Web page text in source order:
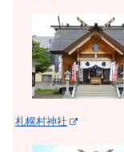
札幌村神社